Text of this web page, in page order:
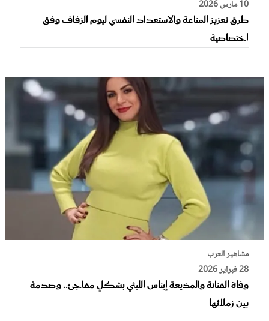
10 مارس 2026
طرق تعزيز المناعة والاستعداد النفسي ليوم الزفاف وفق
اختصاصية
مشاهير العرب
28 فبراير 2026
وفاة الفنانة والمذيعة إيناس الليثي بشكلٍ مفاجئ.. وصدمة
بين زملائها